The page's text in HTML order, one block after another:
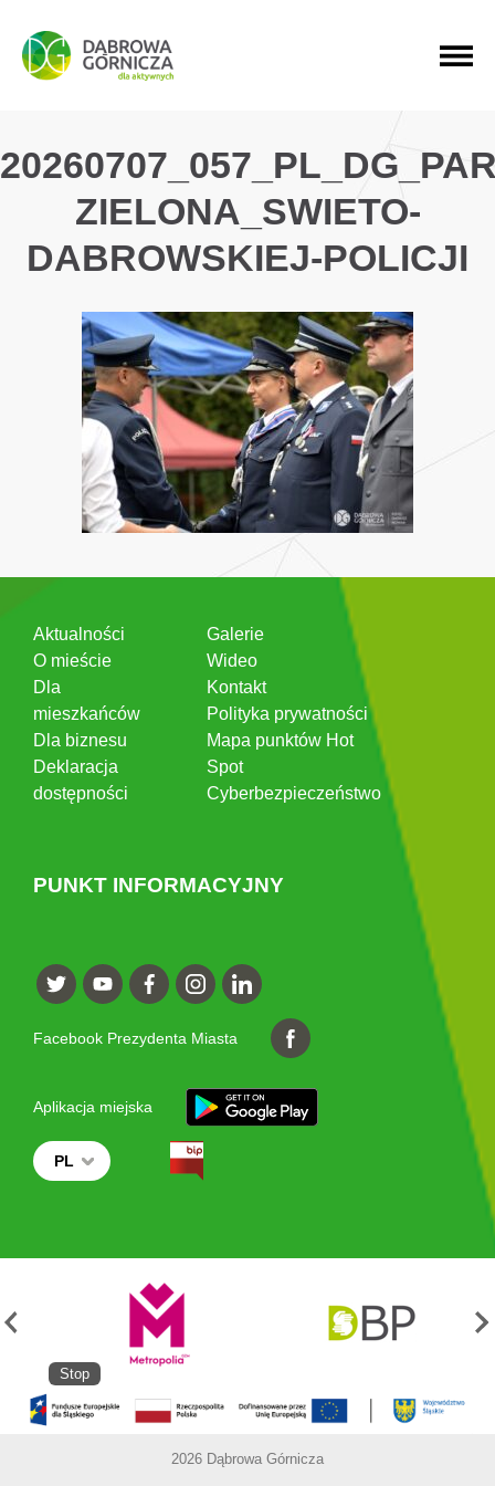
PRZEJDŹ DO MENU GŁÓWNEGO
PRZEJDŹ DO WYSZUKIWARKI
PRZEJDŹ DO TREŚCI
ZIELONA_SWIETO-
DABROWSKIEJ-POLICJI
Aktualności
O mieście
Dla
mieszkańców
Dla biznesu
Deklaracja
dostępności
Galerie
Wideo
Kontakt
Polityka prywatności
Mapa punktów Hot
Spot
Cyberbezpieczeństwo
PUNKT INFORMACYJNY
Facebook Prezydenta Miasta
Aplikacja miejska
PL
Stop
2026 Dąbrowa Górnicza